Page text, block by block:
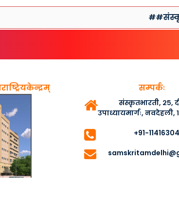
सम्पर्कः
संस्कृतभारती, २५,
उपाध्यायमार्गः, नवदेहली,
+91-